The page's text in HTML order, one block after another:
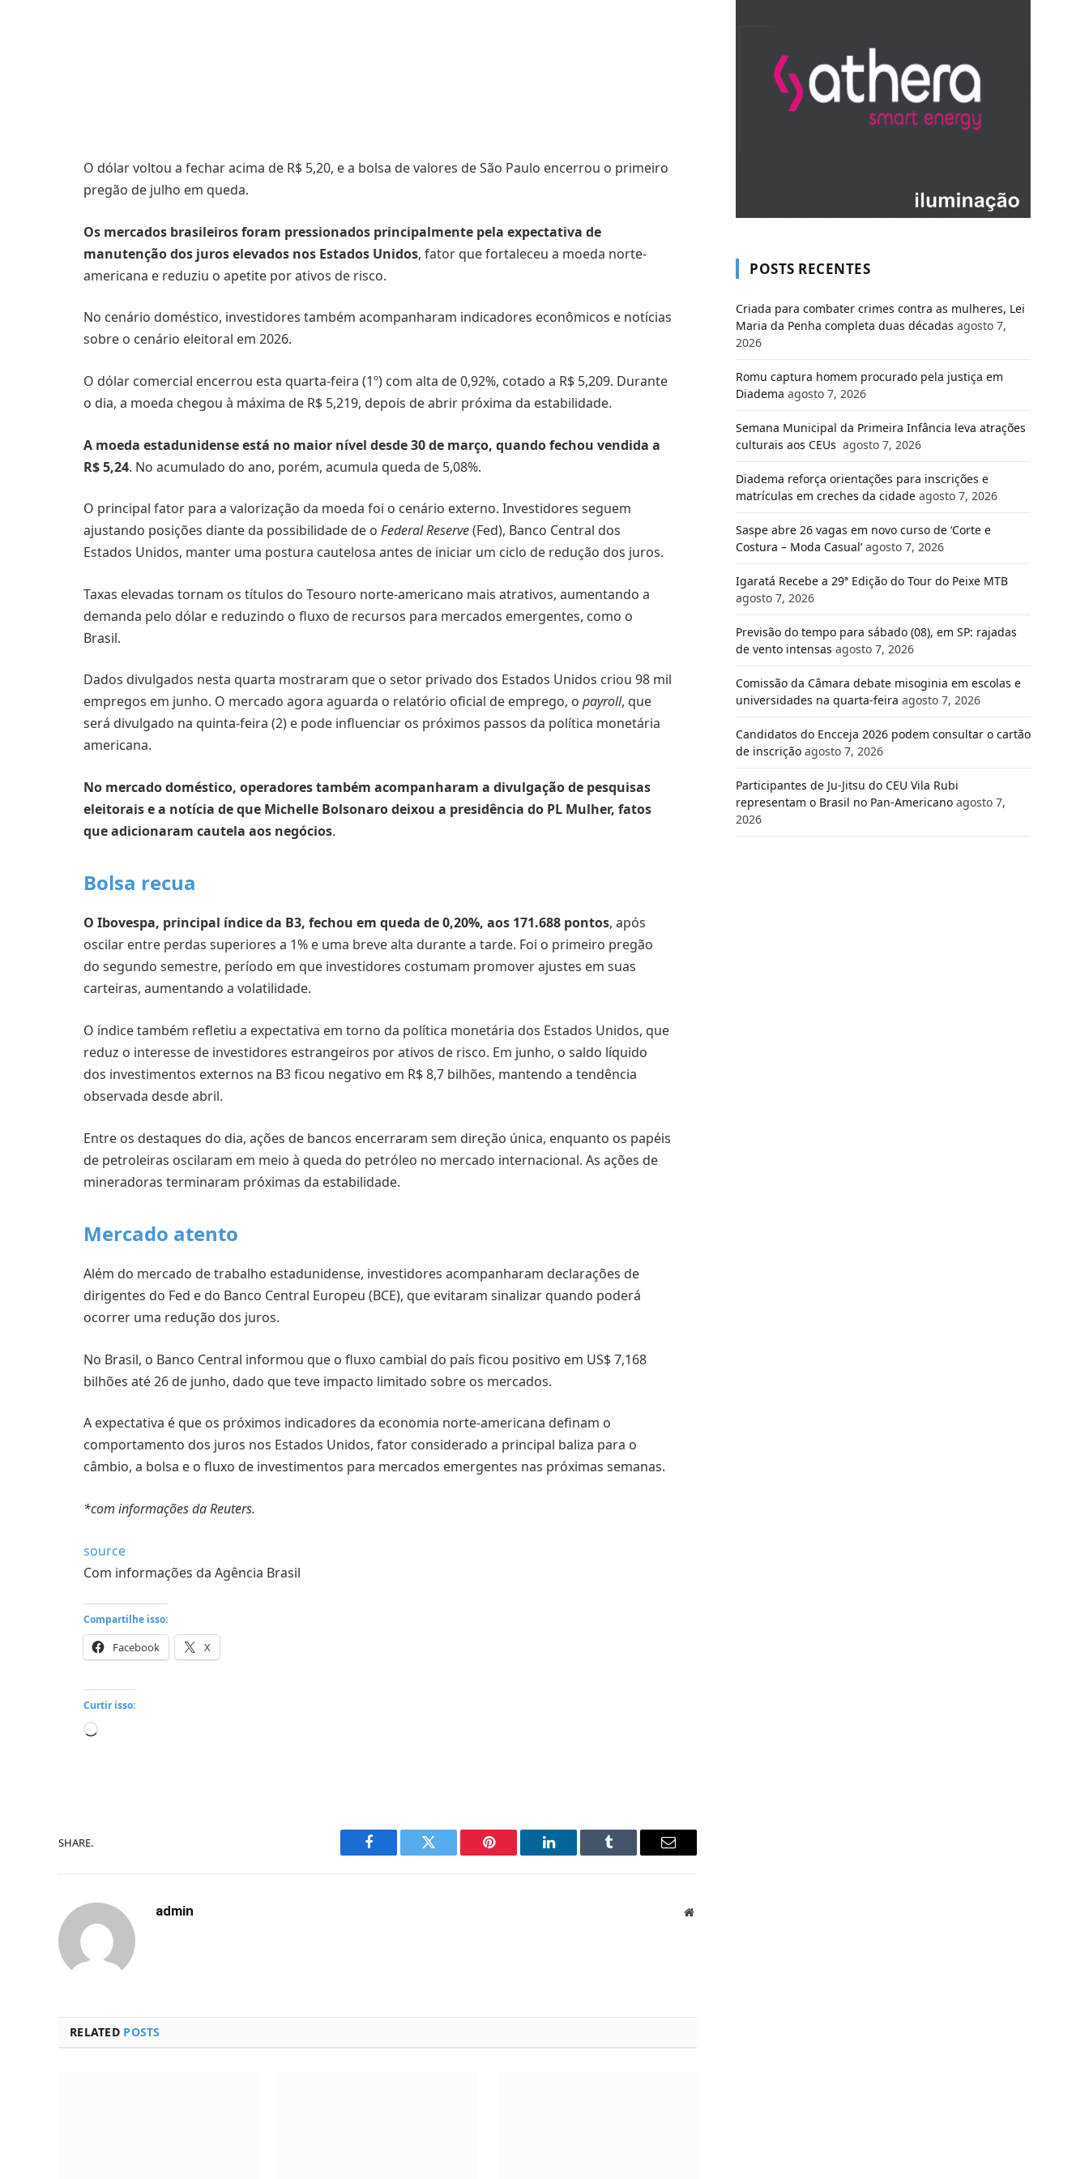
O dólar voltou a fechar acima de R$ 5,20, e a bolsa de valores de São Paulo encerrou o primeiro
pregão de julho em queda.
Os mercados brasileiros foram pressionados principalmente pela expectativa de
manutenção dos juros elevados nos Estados Unidos, fator que fortaleceu a moeda norte-
americana e reduziu o apetite por ativos de risco.
No cenário doméstico, investidores também acompanharam indicadores econômicos e notícias
sobre o cenário eleitoral em 2026.
O dólar comercial encerrou esta quarta-feira (1º) com alta de 0,92%, cotado a R$ 5,209. Durante
o dia, a moeda chegou à máxima de R$ 5,219, depois de abrir próxima da estabilidade.
A moeda estadunidense está no maior nível desde 30 de março, quando fechou vendida a
R$ 5,24. No acumulado do ano, porém, acumula queda de 5,08%.
O principal fator para a valorização da moeda foi o cenário externo. Investidores seguem
ajustando posições diante da possibilidade de o Federal Reserve(Fed), Banco Central dos
Estados Unidos, manter uma postura cautelosa antes de iniciar um ciclo de redução dos juros.
Taxas elevadas tornam os títulos do Tesouro norte-americano mais atrativos, aumentando a
demanda pelo dólar e reduzindo o fluxo de recursos para mercados emergentes, como o
Brasil.
Dados divulgados nesta quarta mostraram que o setor privado dos Estados Unidos criou 98 mil
empregos em junho. O mercado agora aguarda o relatório oficial de emprego, o payroll, que
será divulgado na quinta-feira (2) e pode influenciar os próximos passos da política monetária
americana.
No mercado doméstico, operadores também acompanharam a divulgação de pesquisas
eleitorais e a notícia de que Michelle Bolsonaro deixou a presidência do PL Mulher, fatos
que adicionaram cautela aos negócios.
Bolsa recua
O Ibovespa, principal índice da B3, fechou em queda de 0,20%, aos 171.688 pontos, após
oscilar entre perdas superiores a 1% e uma breve alta durante a tarde. Foi o primeiro pregão
do segundo semestre, período em que investidores costumam promover ajustes em suas
carteiras, aumentando a volatilidade.
O índice também refletiu a expectativa em torno da política monetária dos Estados Unidos, que
reduz o interesse de investidores estrangeiros por ativos de risco. Em junho, o saldo líquido
dos investimentos externos na B3 ficou negativo em R$ 8,7 bilhões, mantendo a tendência
observada desde abril.
Entre os destaques do dia, ações de bancos encerraram sem direção única, enquanto os papéis
de petroleiras oscilaram em meio à queda do petróleo no mercado internacional. As ações de
mineradoras terminaram próximas da estabilidade.
Mercado atento
Além do mercado de trabalho estadunidense, investidores acompanharam declarações de
dirigentes do Fed e do Banco Central Europeu (BCE), que evitaram sinalizar quando poderá
ocorrer uma redução dos juros.
No Brasil, o Banco Central informou que o fluxo cambial do país ficou positivo em US$ 7,168
bilhões até 26 de junho, dado que teve impacto limitado sobre os mercados.
A expectativa é que os próximos indicadores da economia norte-americana definam o
comportamento dos juros nos Estados Unidos, fator considerado a principal baliza para o
câmbio, a bolsa e o fluxo de investimentos para mercados emergentes nas próximas semanas.
*com informações da Reuters.
source
Com informações da Agência Brasil
Compartilhe isso:
Facebook X
Curtir isso:
Carregando...
SHARE.
Facebook Twitter Pinterest LinkedIn Tumblr Email
admin Website
RELATED POSTS
POSTS RECENTES
Criada para combater crimes contra as mulheres, Lei
Maria da Penha completa duas décadas agosto 7,
2026
Romu captura homem procurado pela justiça em
Diadema agosto 7, 2026
Semana Municipal da Primeira Infância leva atrações
culturais aos CEUs agosto 7, 2026
Diadema reforça orientações para inscrições e
matrículas em creches da cidade agosto 7, 2026
Saspe abre 26 vagas em novo curso de ‘Corte e
Costura – Moda Casual’ agosto 7, 2026
Igaratá Recebe a 29ª Edição do Tour do Peixe MTB
agosto 7, 2026
Previsão do tempo para sábado (08), em SP: rajadas
de vento intensas agosto 7, 2026
Comissão da Câmara debate misoginia em escolas e
universidades na quarta-feira agosto 7, 2026
Candidatos do Encceja 2026 podem consultar o cartão
de inscrição agosto 7, 2026
Participantes de Ju-Jitsu do CEU Vila Rubi
representam o Brasil no Pan-Americano agosto 7,
2026